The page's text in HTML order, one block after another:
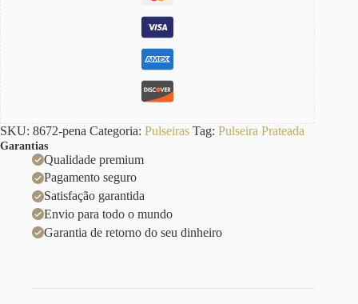
SKU: 8672-pena Categoria: Pulseiras Tag: Pulseira Prateada
Garantias
Qualidade premium
Pagamento seguro
Satisfação garantida
Envio para todo o mundo
Garantia de retorno do seu dinheiro